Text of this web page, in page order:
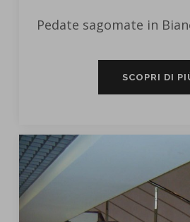
Pedate sagomate in
SCOPRI DI